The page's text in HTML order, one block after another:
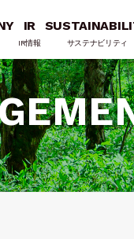
IR
IR情報 サステナビリティ